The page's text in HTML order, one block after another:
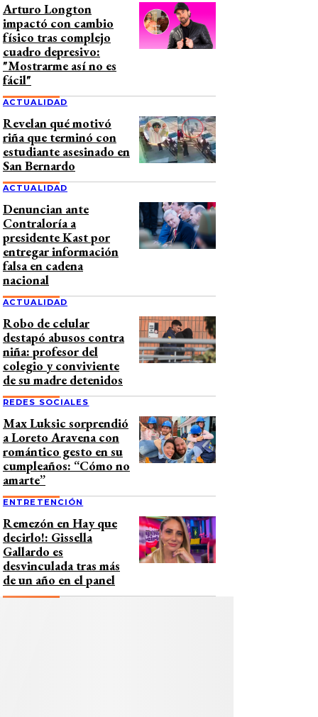
Arturo Longton
impactó con cambio
físico tras complejo
cuadro depresivo:
"Mostrarme así no es
fácil"
ACTUALIDAD
Revelan qué motivó
riña que terminó con
estudiante asesinado en
San Bernardo
ACTUALIDAD
Denuncian ante
Contraloría a
presidente Kast por
entregar información
falsa en cadena
nacional
ACTUALIDAD
Robo de celular
destapó abusos contra
niña: profesor del
colegio y conviviente
de su madre detenidos
REDES SOCIALES
Max Luksic sorprendió
a Loreto Aravena con
romántico gesto en su
cumpleaños: “Cómo no
amarte”
ENTRETENCIÓN
Remezón en Hay que
decirlo!: Gissella
Gallardo es
desvinculada tras más
de un año en el panel